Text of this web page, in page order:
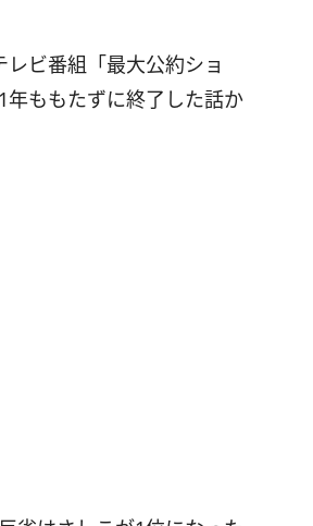
ビ番組「最大公約ショ
ももたずに終了した話か